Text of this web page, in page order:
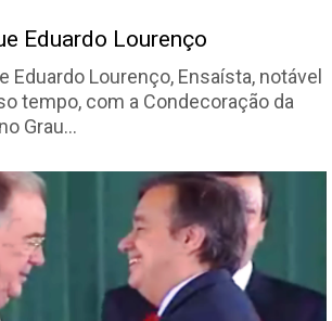
Eduardo Lourenço
Eduardo Lourenço, Ensaísta, notável
tempo, com a Condecoração da
Grau…